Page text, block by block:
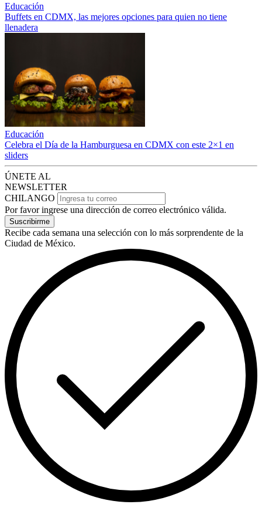
Educación
Buffets en CDMX, las mejores opciones para quien no tiene
llenadera
Educación
Celebra el Día de la Hamburguesa en CDMX con este 2×1 en
sliders
ÚNETE AL
NEWSLETTER
CHILANGO
Por favor ingrese una dirección de correo electrónico válida.
Suscribirme
Recibe cada semana una selección con lo más sorprendente de la
Ciudad de México.